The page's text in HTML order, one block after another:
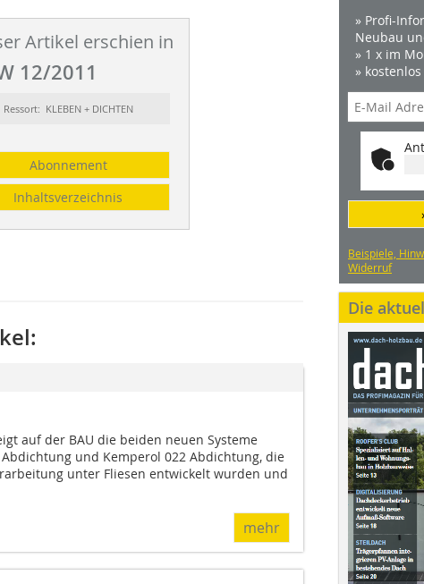
Artikel erschien in
12/2011
Ressort: KLEBEN + DICHTEN
Abonnement
Inhaltsverzeichnis
auf der BAU die beiden neuen Systeme
und Kemperol 022 Abdichtung, die
unter Fliesen entwickelt wurden und
mehr
» Profi-
Neubau
» 1 x im
»
Beispiele,
Widerruf
Die